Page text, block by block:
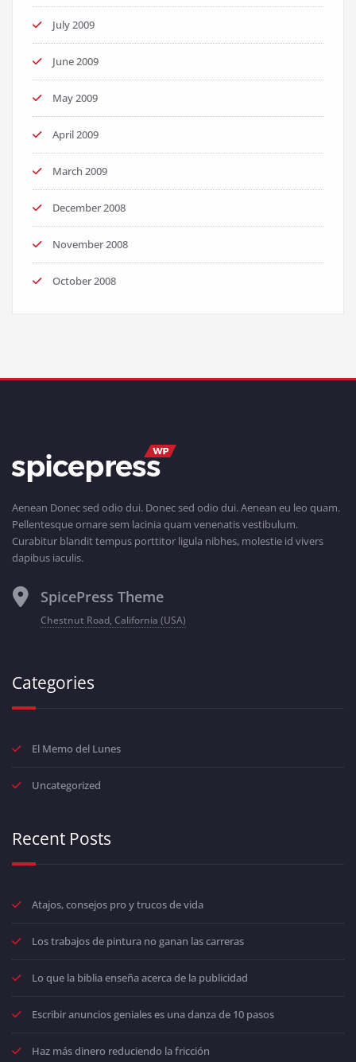
July 2009
June 2009
May 2009
April 2009
March 2009
December 2008
November 2008
October 2008
Aenean Donec sed odio dui. Donec sed odio dui. Aenean eu leo quam.
Pellentesque ornare sem lacinia quam venenatis vestibulum.
Curabitur blandit tempus porttitor ligula nibhes, molestie id vivers
dapibus iaculis.
SpicePress Theme
Chestnut Road, California (USA)
Categories
El Memo del Lunes
Uncategorized
Recent Posts
Atajos, consejos pro y trucos de vida
Los trabajos de pintura no ganan las carreras
Lo que la biblia enseña acerca de la publicidad
Escribir anuncios geniales es una danza de 10 pasos
Haz más dinero reduciendo la fricción